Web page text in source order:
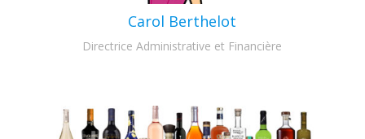
Carol Berthelot
Directrice Administrative et Financière